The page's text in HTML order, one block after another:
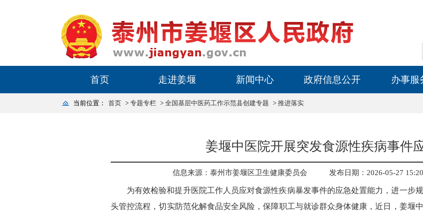
首页 走进姜堰 新闻中心 政府信息公开 办事服
当前位置： 首页 > 专题专栏 > 全国基层中医药工作示范县创建专题 > 推进落实
姜堰中医院开展突发食源性疾病事件
信息来源：泰州市姜堰区卫生健康委员会 发布日期：2026-05-27 15:20
为有效检验和提升医院工作人员应对食源性疾病暴发事件的应急处置能力，进一步
头管控流程，切实防范化解食品安全风险，保障职工与就诊群众身体健康，近日，姜堰